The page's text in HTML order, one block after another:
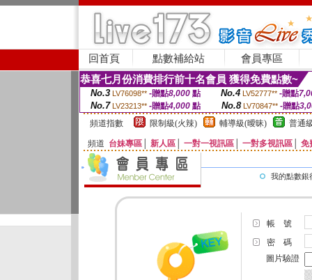
回首頁 點數補給站 會員專區
恭喜七月份消費排行前十名會員 獲得免費點數~
No.3 LV76098** -贈點8,000點 No.4 LV52777** -贈點
No.7 LV23213** -贈點4,000 點 No.8 LV70847** -贈點
頻道指數
限制級(火辣) 輔導級(曖昧) 普通
頻道 台妹專區 新人區 一對一視訊區 一對多視訊區 免
我的點數銀
帳 號
密 碼
圖片驗證